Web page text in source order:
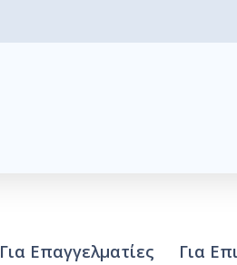
Για Επαγγελματίες Για